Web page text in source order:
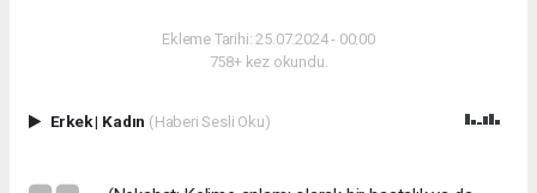
Ekleme Tarihi: 25.07.2024 - 00:00
758+ kez okundu.
Erkek| Kadın (Haberi Sesli Oku)